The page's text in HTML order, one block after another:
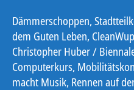
Dämmerschoppen,
dem Guten Leben,
Christopher Huber /
Computerkurs,
macht Musik, Rennen auf